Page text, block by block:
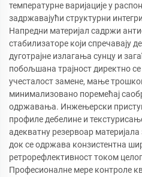
температурне варијације у
задржавајући структурни
Напредни материјал садржи
стабилизаторе који спречавају
дуготрајне излагања сунцу и
побољшана трајност директно
учесталост замене, мање
минимализовано поремећај
одржавања. Инжењерски
профиле дебелине и
адекватну резервоар
док се одржава конзистентна
ретрорефлективност током
Професионалне мере контроле